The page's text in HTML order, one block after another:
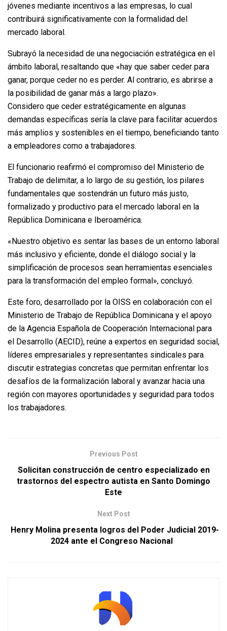
jóvenes mediante incentivos a las empresas, lo cual
contribuirá significativamente con la formalidad del
mercado laboral.
Subrayó la necesidad de una negociación estratégica en el
ámbito laboral, resaltando que «hay que saber ceder para
ganar, porque ceder no es perder. Al contrario, es abrirse a
la posibilidad de ganar más a largo plazo».
Considero que ceder estratégicamente en algunas
demandas específicas sería la clave para facilitar acuerdos
más amplios y sostenibles en el tiempo, beneficiando tanto
a empleadores como a trabajadores.
El funcionario reafirmó el compromiso del Ministerio de
Trabajo de delimitar, a lo largo de su gestión, los pilares
fundamentales que sostendrán un futuro más justo,
formalizado y productivo para el mercado laboral en la
República Dominicana e Iberoamérica.
«Nuestro objetivo es sentar las bases de un entorno laboral
más inclusivo y eficiente, donde el diálogo social y la
simplificación de procesos sean herramientas esenciales
para la transformación del empleo formal», concluyó.
Este foro, desarrollado por la OISS en colaboración con el
Ministerio de Trabajo de República Dominicana y el apoyo
de la Agencia Española de Cooperación Internacional para
el Desarrollo (AECID), reúne a expertos en seguridad social,
líderes empresariales y representantes sindicales para
discutir estrategias concretas que permitan enfrentar los
desafíos de la formalización laboral y avanzar hacia una
región con mayores oportunidades y seguridad para todos
los trabajadores.
Previous Post
Solicitan construcción de centro especializado en
trastornos del espectro autista en Santo Domingo
Este
Next Post
Henry Molina presenta logros del Poder Judicial 2019-
2024 ante el Congreso Nacional